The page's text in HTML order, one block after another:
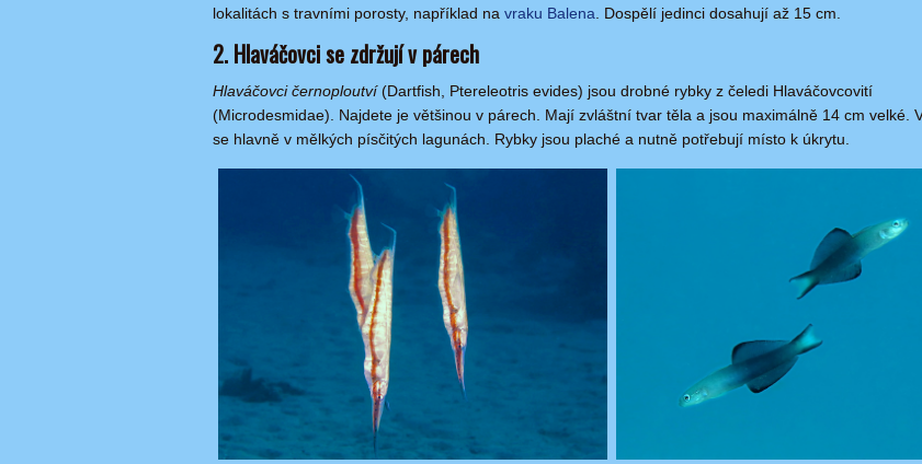
lokalitách s travními porosty, například na vraku Balena . Dospělí jedinci dosahují až 15 cm.
2. Hlaváčovci se zdržují v párech
Hlaváčovci černoploutví(Dartfish, Ptereleotris evides) jsou drobné rybky z čeledi Hlaváčovcovití
(Microdesmidae). Najdete je většinou v párech. Mají zvláštní tvar těla a jsou maximálně 14 cm velké.
se hlavně v mělkých písčitých lagunách. Rybky jsou plaché a nutně potřebují místo k úkrytu.